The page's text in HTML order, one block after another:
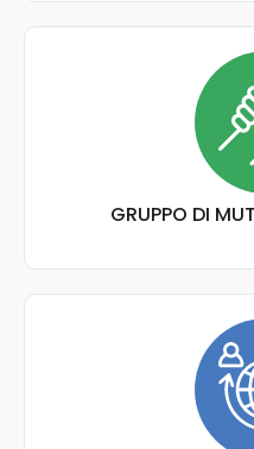
GRUPPO DI